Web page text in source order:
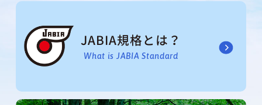
JABIA規格とは？
What is JABIA Standard